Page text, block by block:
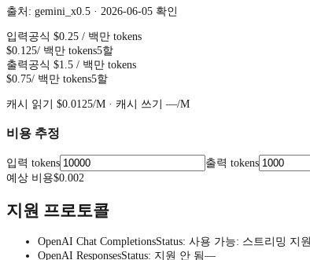
출처: gemini_x0.5 · 2026-06-05 확인
입력 공식 $0.25 / 백만 tokens
$0.125/ 백만 tokens5할
출력 공식 $1.5 / 백만 tokens
$0.75/ 백만 tokens5할
캐시 읽기 $0.0125/M · 캐시 쓰기 —/M
비용 추정
입력 tokens
출력 tokens
예상 비용$0.002
지원 프로토콜
OpenAI Chat CompletionsStatus: 사용 가능: 스트리밍 지원
OpenAI ResponsesStatus: 지원 안 됨—